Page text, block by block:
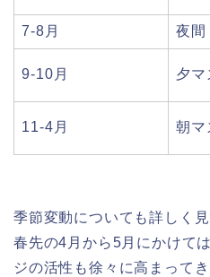
7-8月 夜間
9-10月 夕マ
11-4月 朝マ
季節変動についても詳しく
春先の4月から5月にかけて
ジの活性も徐々に高まって